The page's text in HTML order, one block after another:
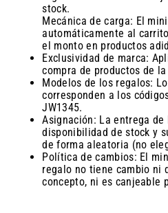
stock.
Mecánica de carga: El
automáticamente al
el monto en productos
Exclusividad de marca:
compra de productos de
Modelos de los regalos:
corresponden a los
JW1345.
Asignación: La entrega
disponibilidad de stock y
de forma aleatoria (no
Política de cambios: El
regalo no tiene cambio ni
concepto, ni es canjeable